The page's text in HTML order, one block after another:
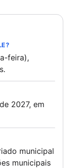
feira),
2027, em
municipal
municipais